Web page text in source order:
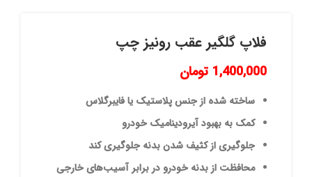
فلاپ گلگیر عقب رونیز چپ
1,400,000 تومان
ساخته شده از جنس پلاستیک یا فایبرگلاس
کمک به بهبود آیرودینامیک خودرو
جلوگیری از کثیف شدن بدنه جلوگیری کند
محافظت از بدنه خودرو در برابر آسیب‌های خارجی